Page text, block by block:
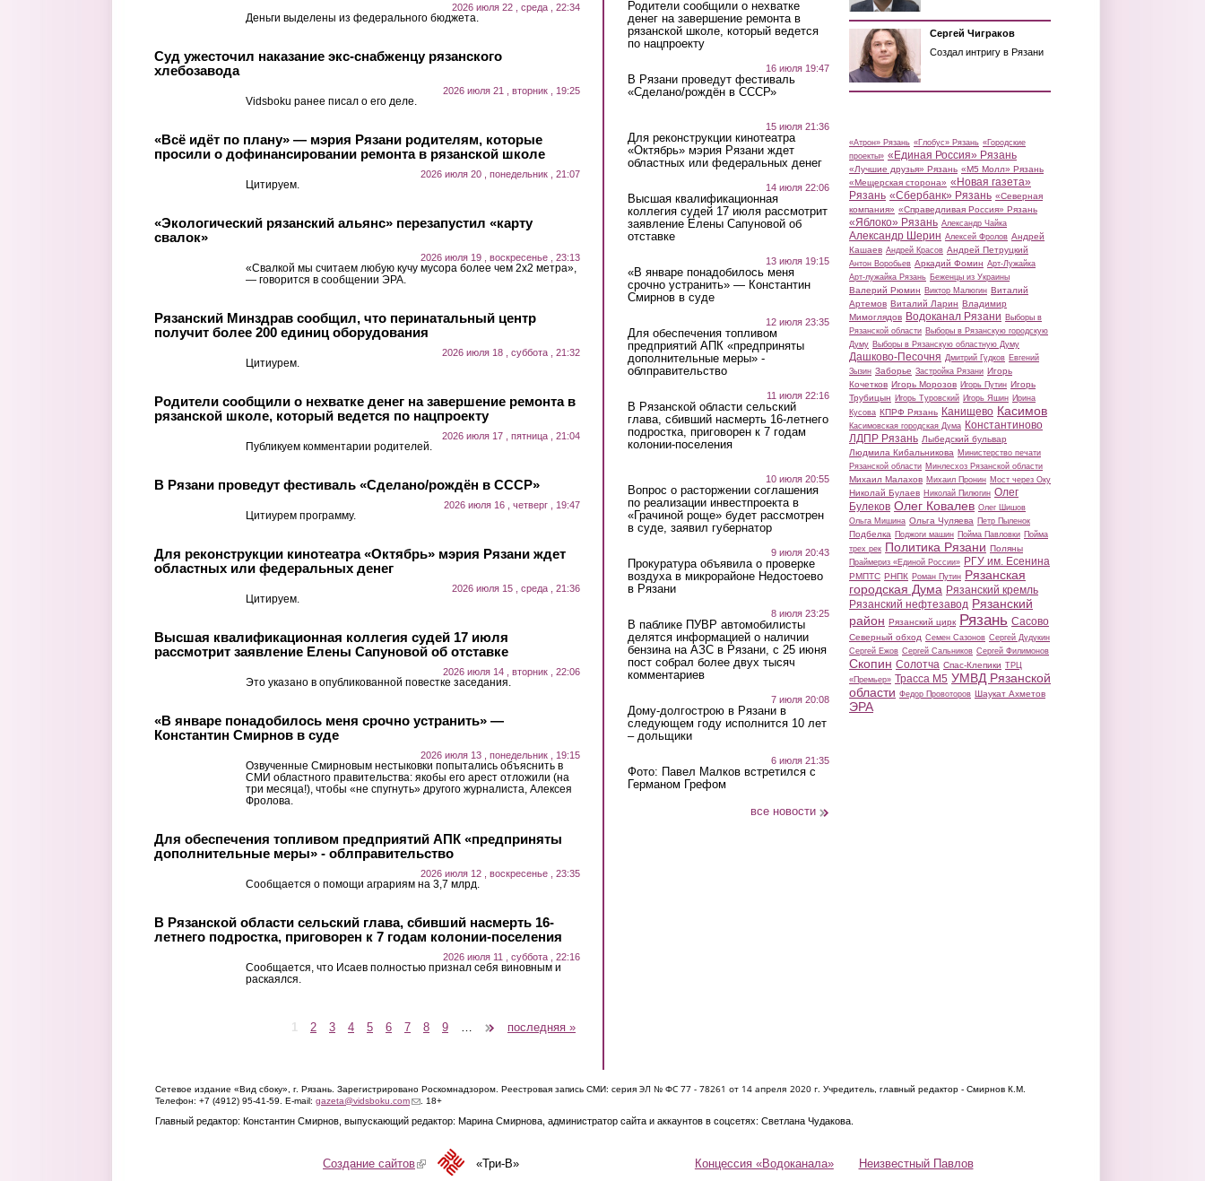
2026 июля 22 , среда , 22:34
Деньги выделены из федерального бюджета.
Суд ужесточил наказание экс-снабженцу рязанского
хлебозавода
2026 июля 21 , вторник , 19:25
Vidsboku ранее писал о его деле.
«Всё идёт по плану» — мэрия Рязани родителям, которые
просили о дофинансировании ремонта в рязанской школе
2026 июля 20 , понедельник , 21:07
Цитируем.
«Экологический рязанский альянс» перезапустил «карту
свалок»
2026 июля 19 , воскресенье , 23:13
«Свалкой мы считаем любую кучу мусора более чем 2х2 метра»,
— говорится в сообщении ЭРА.
Рязанский Минздрав сообщил, что перинатальный центр
получит более 200 единиц оборудования
2026 июля 18 , суббота , 21:32
Цитиурем.
Родители сообщили о нехватке денег на завершение ремонта в
рязанской школе, который ведется по нацпроекту
2026 июля 17 , пятница , 21:04
Публикуем комментарии родителей.
В Рязани проведут фестиваль «Сделано/рождён в СССР»
2026 июля 16 , четверг , 19:47
Цитиурем программу.
Для реконструкции кинотеатра «Октябрь» мэрия Рязани ждет
областных или федеральных денег
2026 июля 15 , среда , 21:36
Цитируем.
Высшая квалификационная коллегия судей 17 июля
рассмотрит заявление Елены Сапуновой об отставке
2026 июля 14 , вторник , 22:06
Это указано в опубликованной повестке заседания.
«В январе понадобилось меня срочно устранить» —
Константин Смирнов в суде
2026 июля 13 , понедельник , 19:15
Озвученные Смирновым нестыковки попытались объяснить в
СМИ областного правительства: якобы его арест отложили (на
три месяца!), чтобы «не спугнуть» другого журналиста, Алексея
Фролова.
Для обеспечения топливом предприятий АПК «предприняты
дополнительные меры» - облправительство
2026 июля 12 , воскресенье , 23:35
Сообщается о помощи аграриям на 3,7 млрд.
В Рязанской области сельский глава, сбивший насмерть 16-
летнего подростка, приговорен к 7 годам колонии-поселения
2026 июля 11 , суббота , 22:16
Сообщается, что Исаев полностью признал себя виновным и
раскаялся.
1 2 3 4 5 6 7 8 9 последняя »
Родители сообщили о нехватке
денег на завершение ремонта в
рязанской школе, который ведется
по нацпроекту
16 июля 19:47
В Рязани проведут фестиваль
«Сделано/рождён в СССР»
15 июля 21:36
Для реконструкции кинотеатра
«Октябрь» мэрия Рязани ждет
областных или федеральных денег
14 июля 22:06
Высшая квалификационная
коллегия судей 17 июля рассмотрит
заявление Елены Сапуновой об
отставке
13 июля 19:15
«В январе понадобилось меня
срочно устранить» — Константин
Смирнов в суде
12 июля 23:35
Для обеспечения топливом
предприятий АПК «предприняты
дополнительные меры» -
облправительство
11 июля 22:16
В Рязанской области сельский
глава, сбивший насмерть 16-летнего
подростка, приговорен к 7 годам
колонии-поселения
10 июля 20:55
Вопрос о расторжении соглашения
по реализации инвестпроекта в
«Грачиной роще» будет рассмотрен
в суде, заявил губернатор
9 июля 20:43
Прокуратура объявила о проверке
воздуха в микрорайоне Недостоево
в Рязани
8 июля 23:25
В паблике ПУВР автомобилисты
делятся информацией о наличии
бензина на АЗС в Рязани, с 25 июня
пост собрал более двух тысяч
комментариев
7 июля 20:08
Дому-долгострою в Рязани в
следующем году исполнится 10 лет
– дольщики
6 июля 21:35
Фото: Павел Малков встретился с
Германом Грефом
все новости
Сергей Чиграков
Создал интригу в Рязани
«Атрон» Рязань «Глобус» Рязань «Городские
проекты» «Единая Россия» Рязань
«Лучшие друзья» Рязань «М5 Молл» Рязань
«Мещерская сторона» «Новая газета»
Рязань «Сбербанк» Рязань «Северная
компания» «Справедливая Россия» Рязань
«Яблоко» Рязань Александр Чайка
Александр Шерин Алексей Фролов Андрей
Кашаев Андрей Красов Андрей Петруцкий
Антон Воробьев Аркадий Фомин Арт-Лужайка
Арт-лужайка Рязань Беженцы из Украины
Валерий Рюмин Виктор Малюгин Виталий
Артемов Виталий Ларин Владимир
Мимоглядов Водоканал Рязани Выборы в
Рязанской области Выборы в Рязанскую городскую
Думу Выборы в Рязанскую областную Думу
Дашково-Песочня Дмитрий Гудков Евгений
Зызин Заборье Застройка Рязани Игорь
Кочетков Игорь Морозов Игорь Путин Игорь
Трубицын Игорь Туровский Игорь Яшин Ирина
Кусова КПРФ Рязань Канищево Касимов
Касимовская городская Дума Константиново
ЛДПР Рязань Лыбедский бульвар
Людмила Кибальникова Министерство печати
Рязанской области Минлесхоз Рязанской области
Михаил Малахов Михаил Пронин Мост через Оку
Николай Булаев Николай Пилюгин Олег
Булеков Олег Ковалев Олег Шишов
Ольга Мишина Ольга Чуляева Петр Пыленок
Подбелка Поджоги машин Пойма Павловки Пойма
трех рек Политика Рязани Поляны
Праймериз «Единой России» РГУ им. Есенина
РМПТС РНПК Роман Путин Рязанская
городская Дума Рязанский кремль
Рязанский нефтезавод Рязанский
район Рязанский цирк Рязань Сасово
Северный обход Семен Сазонов Сергей Дудукин
Сергей Ежов Сергей Сальников Сергей Филимонов
Скопин Солотча Спас-Клепики ТРЦ
«Премьер» Трасса М5 УМВД Рязанской
области Федор Провоторов Шаукат Ахметов
ЭРА
Сетевое издание «Вид сбоку», г. Рязань. Зарегистрировано Роскомнадзором. Реестровая запись СМИ: серия ЭЛ № ФС 77 - 78261 от 14 апреля 2020 г. Учредитель, главный редактор - Смирнов К.М.
Телефон: +7 (4912) 95-41-59. E-mail: gazeta@vidsboku.com(link sends e-mail)
. 18+
Главный редактор: Константин Смирнов, выпускающий редактор: Марина Смирнова, администратор сайта и аккаунтов в соцсетях: Светлана Чудакова.
Концессия «Водоканала» Неизвестный Павлов
Создание сайтов(link is external)«Три-В»